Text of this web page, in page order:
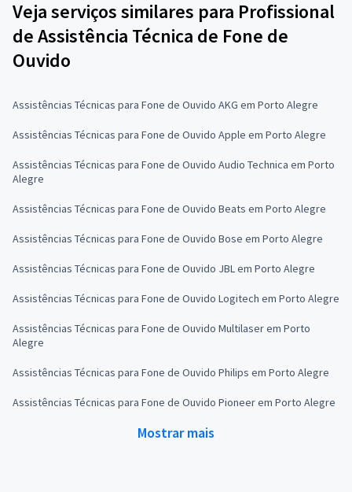
Veja serviços similares para Profissional
de Assistência Técnica de Fone de
Ouvido
Assistências Técnicas para Fone de Ouvido AKG em Porto Alegre
Assistências Técnicas para Fone de Ouvido Apple em Porto Alegre
Assistências Técnicas para Fone de Ouvido Audio Technica em Porto
Alegre
Assistências Técnicas para Fone de Ouvido Beats em Porto Alegre
Assistências Técnicas para Fone de Ouvido Bose em Porto Alegre
Assistências Técnicas para Fone de Ouvido JBL em Porto Alegre
Assistências Técnicas para Fone de Ouvido Logitech em Porto Alegre
Assistências Técnicas para Fone de Ouvido Multilaser em Porto
Alegre
Assistências Técnicas para Fone de Ouvido Philips em Porto Alegre
Assistências Técnicas para Fone de Ouvido Pioneer em Porto Alegre
Mostrar mais